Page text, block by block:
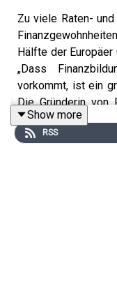
Zu viele Raten-
Hälfte der
„Dass
vorkommt, ist ein
Die Gründerin von
App helfen,
und ihr Budget
Show more
RSS